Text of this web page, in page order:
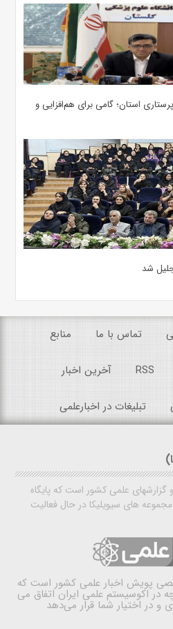
استان؛ گامی برای هم‌افزایی و
شد
تماس با ما منابع
RSS آخرین اخبار
تبلیغات در اخبارعلمی
گزارشهای علمی کشور است که پایگاه
های سیویلیکا در حال فعالیت
پویش اخبار علمی کشور است که
در اکوسیستم علمی ایران اتفاق می
و در اختیار شما قرار می‌دهد